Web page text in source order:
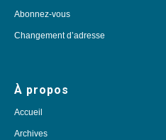
Abonnez-vous
Changement d’adresse
À propos
Accueil
Archives